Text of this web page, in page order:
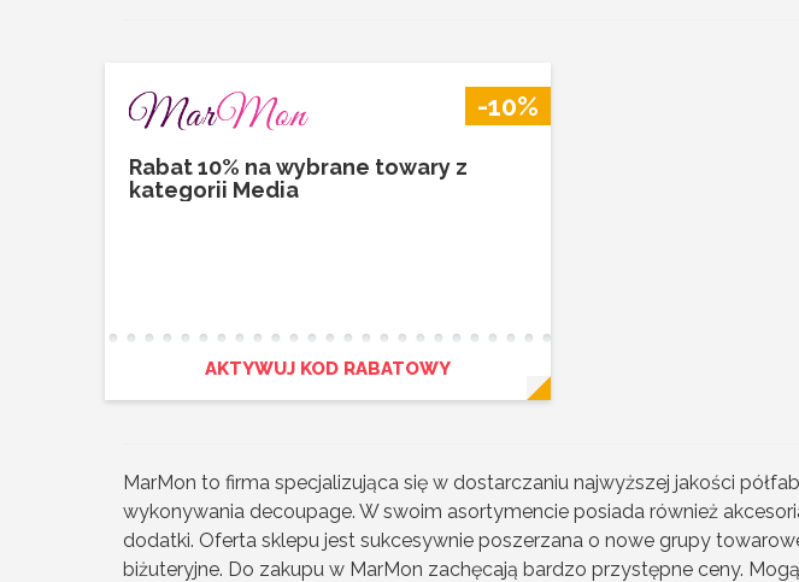
-10%
Rabat 10% na wybrane towary z
kategorii Media
AKTYWUJ KOD RABATOWY
MarMon to firma specjalizująca się w dostarczaniu najwyższej jakości
wykonywania decoupage. W swoim asortymencie posiada również
dodatki. Oferta sklepu jest sukcesywnie poszerzana o nowe grupy
biżuteryjne. Do zakupu w MarMon zachęcają bardzo przystępne ceny.